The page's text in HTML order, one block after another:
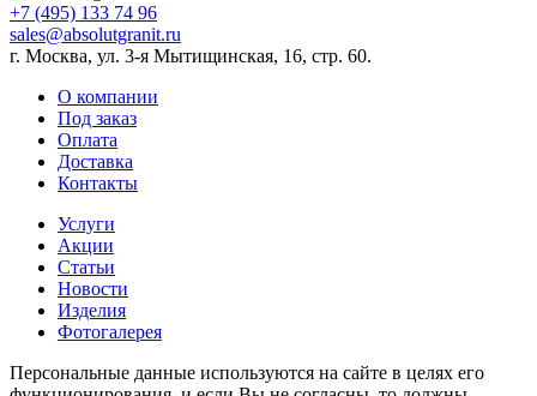
+7 (495) 133 74 96
sales@absolutgranit.ru
г. Москва, ул. 3-я Мытищинская, 16, стр. 60.
О компании
Под заказ
Оплата
Доставка
Контакты
Услуги
Акции
Статьи
Новости
Изделия
Фотогалерея
Персональные данные используются на сайте в целях его